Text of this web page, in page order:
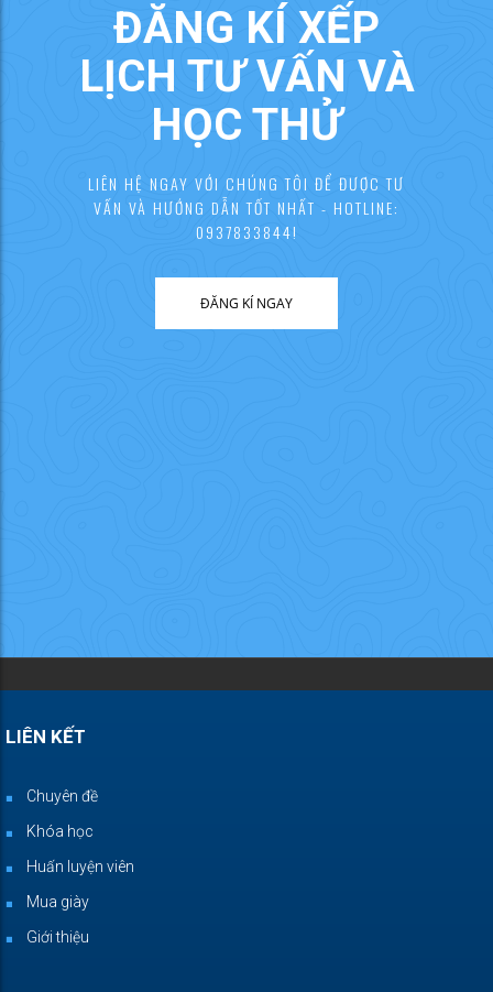
ĐĂNG KÍ XẾP
LỊCH TƯ VẤN VÀ
HỌC THỬ
LIÊN HỆ NGAY VỚI CHÚNG TÔI ĐỂ ĐƯỢC TƯ
VẤN VÀ HƯỚNG DẪN TỐT NHẤT - HOTLINE:
0937833844!
ĐĂNG KÍ NGAY
LIÊN KẾT
Chuyên đề
Khóa học
Huấn luyện viên
Mua giày
Giới thiệu